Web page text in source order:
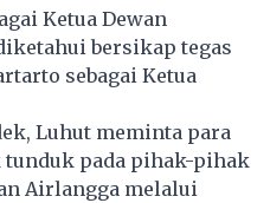
Ketua Dewan
bersikap tegas
sebagai Ketua
Luhut meminta para
pada pihak-pihak
Airlangga melalui